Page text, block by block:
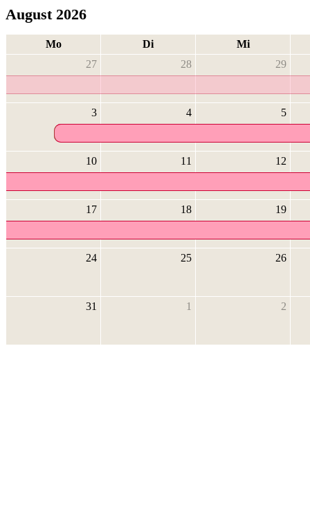
August 2026
Mo Di
Mi
27
28 29
3 4 5
10 11 12
17 18 19
24 25 26
31 1 2